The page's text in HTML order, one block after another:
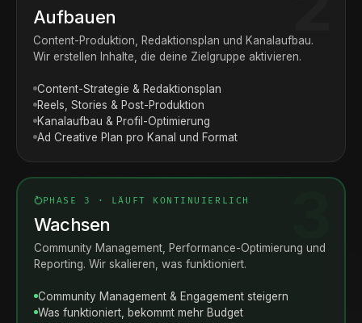
Aufbauen
Content-Produktion, Redaktionsplan und Kanalaufbau.
Wir erstellen Inhalte, die deine Zielgruppe aktivieren.
Content-Strategie & Redaktionsplan
Reels, Stories & Post-Produktion
Kanalaufbau & Profil-Optimierung
Ad Creative Plan pro Kanal und Format
PHASE 3 · LÄUFT KONTINUIERLICH
Wachsen
Community Management, Performance-Optimierung und
Reporting. Wir skalieren, was funktioniert.
Community Management & Engagement steigern
Was funktioniert, bekommt mehr Budget